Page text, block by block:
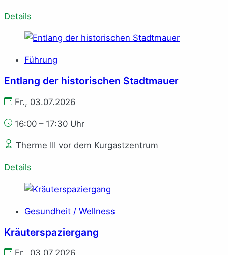
Details
Führung
Entlang der historischen Stadtmauer
Fr., 03.07.2026
16:00 – 17:30 Uhr
Therme III vor dem Kurgastzentrum
Details
Gesundheit / Wellness
Kräuterspaziergang